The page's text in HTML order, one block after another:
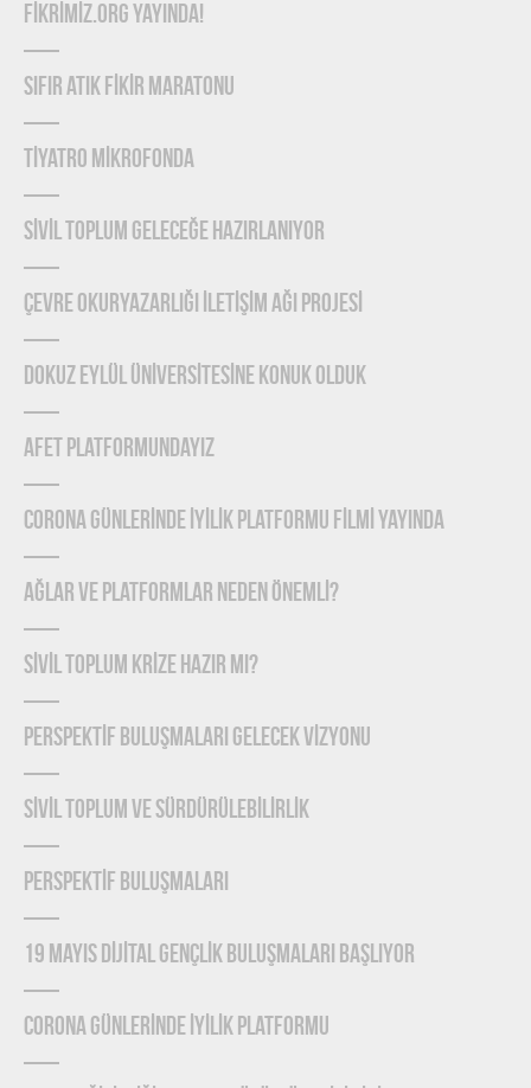
FİKRİMİZ.ORG YAYINDA!
SIFIR ATIK FİKİR MARATONU
TİYATRO MİKROFONDA
SİVİL TOPLUM GELECEĞE HAZIRLANIYOR
ÇEVRE OKURYAZARLIĞI İLETİŞİM AĞI PROJESİ
DOKUZ EYLÜL ÜNİVERSİTESİNE KONUK OLDUK
AFET PLATFORMUNDAYIZ
CORONA GÜNLERİNDE İYİLİK PLATFORMU FİLMİ YAYINDA
Ağlar ve Platformlar Neden Önemlİ?
SİVİL TOPLUM KRİZE HAZIR MI?
PERSPEKTİF BULUŞMALARI GELECEK VİZYONU
SİVİL TOPLUM VE SÜRDÜRÜLEBİLİRLİK
PERSPEKTİF BULUŞMALARI
19 MAYIS DİJİTAL GENÇLİK BULUŞMALARI BAŞLIYOR
CORONA GÜNLERİNDE İYİLİK PLATFORMU